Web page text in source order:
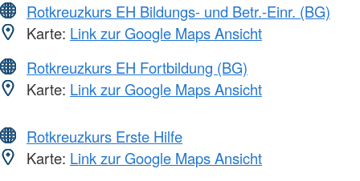
Rotkreuzkurs EH Bildungs- und Betr.-Einr. (BG)
Karte: Link zur Google Maps Ansicht
Rotkreuzkurs EH Fortbildung (BG)
Karte: Link zur Google Maps Ansicht
Rotkreuzkurs Erste Hilfe
Karte: Link zur Google Maps Ansicht